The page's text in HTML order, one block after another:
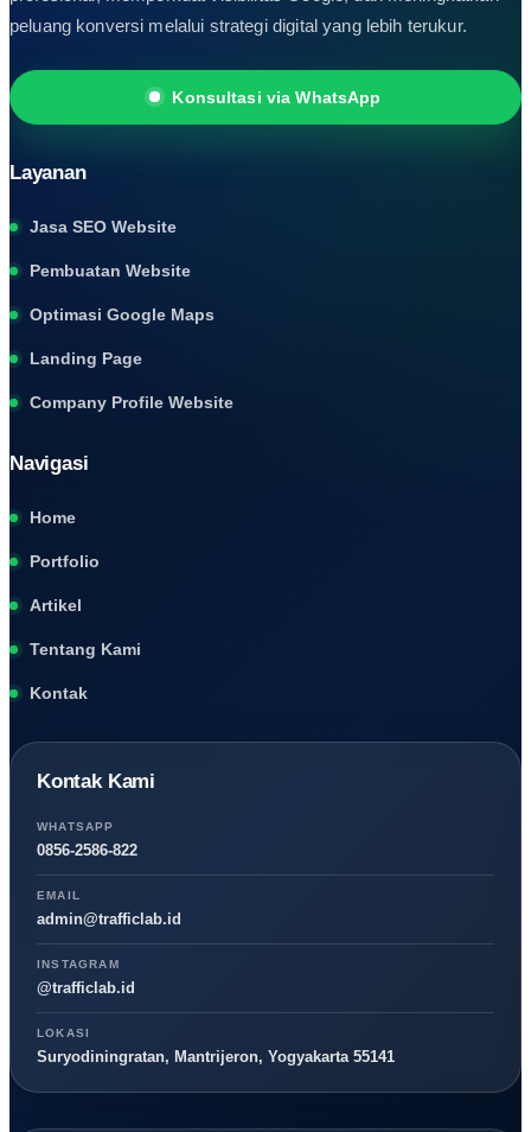
peluang konversi melalui strategi digital yang lebih terukur.
Konsultasi via WhatsApp
Layanan
Jasa SEO Website
Pembuatan Website
Optimasi Google Maps
Landing Page
Company Profile Website
Navigasi
Home
Portfolio
Artikel
Tentang Kami
Kontak
Kontak Kami
WHATSAPP
0856-2586-822
EMAIL
admin@trafficlab.id
INSTAGRAM
@trafficlab.id
LOKASI
Suryodiningratan, Mantrijeron, Yogyakarta 55141